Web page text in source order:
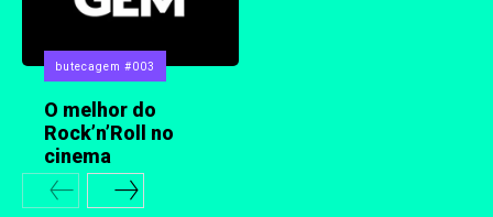
butecagem #003
O melhor do
Rock’n’Roll no
cinema